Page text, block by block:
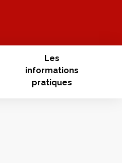
Les
informations
pratiques